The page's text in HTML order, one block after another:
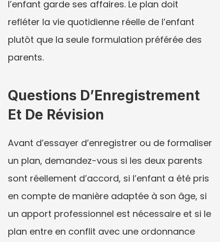
l’enfant garde ses affaires. Le plan doit
refléter la vie quotidienne réelle de l’enfant
plutôt que la seule formulation préférée des
parents.
Questions D’Enregistrement
Et De Révision
Avant d’essayer d’enregistrer ou de formaliser
un plan, demandez-vous si les deux parents
sont réellement d’accord, si l’enfant a été pris
en compte de manière adaptée à son âge, si
un apport professionnel est nécessaire et si le
plan entre en conflit avec une ordonnance